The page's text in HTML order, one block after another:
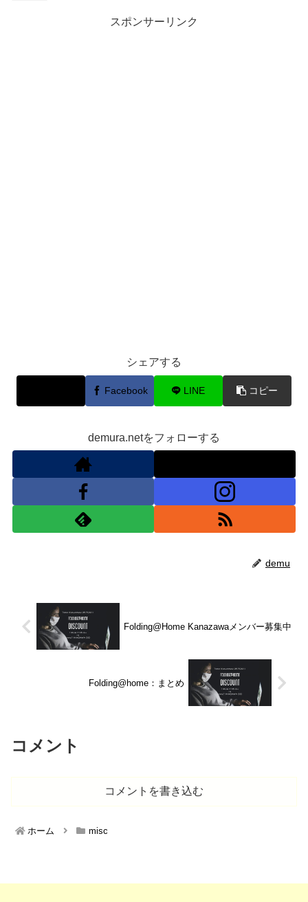
スポンサーリンク
シェアする
Facebook LINE コピー
demura.netをフォローする
demu
Folding@Home Kanazawaメンバー募集中
Folding@home：まとめ
コメント
コメントを書き込む
ホーム misc